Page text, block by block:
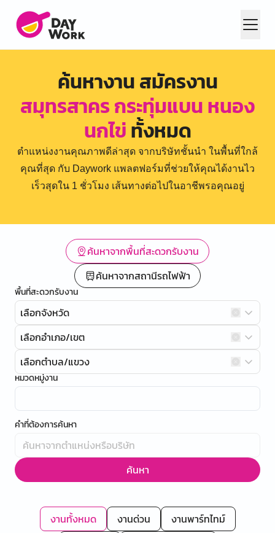
ค้นหางาน สมัครงาน
สมุทรสาคร กระทุ่มแบน หนอง
นกไข่ทั้งหมด
ตำแหน่งงานคุณภาพดีล่าสุด จากบริษัทชั้นนำ ในพื้นที่ใกล้
คุณที่สุด กับ Daywork แพลตฟอร์มที่ช่วยให้คุณได้งานไว
เร็วสุดใน 1 ชั่วโมง เส้นทางต่อไปในอาชีพรอคุณอยู่
ค้นหาจากพื้นที่สะดวกรับงาน
ค้นหาจากสถานีรถไฟฟ้า
พื้นที่สะดวกรับงาน
เลือกจังหวัด
เลือกอำเภอ/เขต
เลือกตำบล/แขวง
หมวดหมู่งาน
คำที่ต้องการค้นหา
ค้นหา
งานทั้งหมด งานด่วน
งานพาร์ทไทม์